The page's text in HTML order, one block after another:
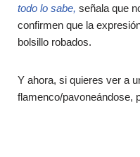
todo lo sabe, señala que
confirmen que la
bolsillo robados.
Y ahora, si quieres ver a
flamenco/pavoneándose,